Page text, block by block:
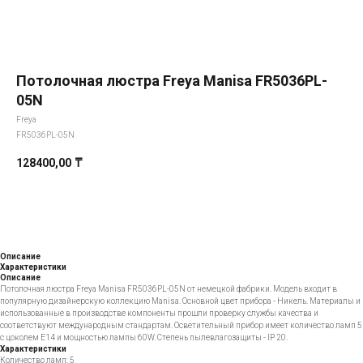
Потолочная люстра Freya Manisa FR5036PL-
05N
Freya
FR5036PL-05N
128400,00 ₸
Описание
Характеристики
Описание
Потолочная люстра Freya Manisa FR5036PL-05N от немецкой фабрики. Модель входит в
популярную дизайнерскую коллекцию Manisa. Основной цвет прибора - Никель. Материалы и
использованные в производстве компоненты прошли проверку службы качества и
соответствуют международным стандартам. Осветительный прибор имеет количество ламп 5
с цоколем E14 и мощностью лампы 60W. Степень пылевлагозащиты - IP 20.
Характеристики
Количество ламп: 5